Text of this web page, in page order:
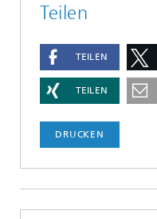
Teilen
TEILEN
TEILEN
DRUCKEN